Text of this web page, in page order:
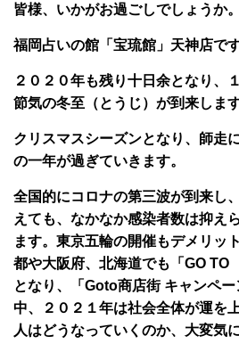
皆様、いかがお過ごしでしょうか。
福岡占いの館「宝琉館」天神店です
２０２０年も残り十日余となり、
節気の冬至（とうじ）が到来します
クリスマスシーズンとなり、師走
の一年が過ぎていきます。
全国的にコロナの第三波が到来し
えても、なかなか感染者数は抑え
ます。東京五輪の開催もデメリッ
都や大阪府、北海道でも「GO
となり、「Goto商店街 キャンペ
中、２０２１年は社会全体が運を
人はどうなっていくのか、大変気